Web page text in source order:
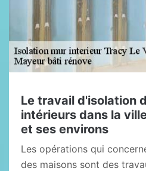
Le travail d'isolation
intérieurs dans la
et ses environs
Les opérations qui
des maisons sont des